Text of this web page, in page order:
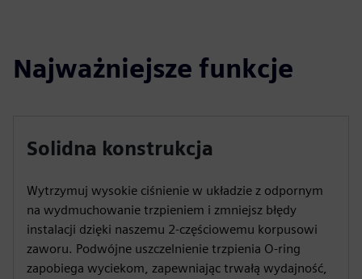
Najważniejsze funkcje
Solidna konstrukcja
Wytrzymuj wysokie ciśnienie w układzie z odpornym
na wydmuchowanie trzpieniem i zmniejsz błędy
instalacji dzięki naszemu 2-częściowemu korpusowi
zaworu. Podwójne uszczelnienie trzpienia O-ring
zapobiega wyciekom, zapewniając trwałą wydajność,